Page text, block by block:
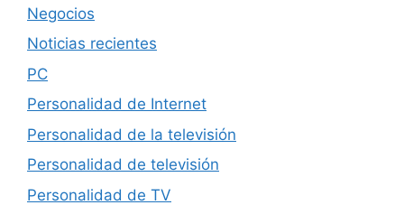
Negocios
Noticias recientes
PC
Personalidad de Internet
Personalidad de la televisión
Personalidad de televisión
Personalidad de TV